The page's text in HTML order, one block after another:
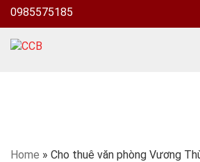
0985575185
Home » Cho thuê văn phòng Vương